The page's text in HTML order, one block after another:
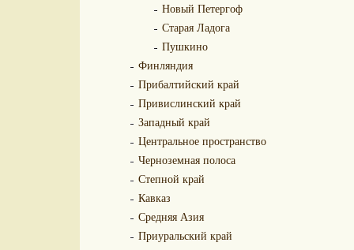
Новый Петергоф
Старая Ладога
Пушкино
Финляндия
Прибалтийский край
Привислинский край
Западный край
Центральное пространство
Черноземная полоса
Степной край
Кавказ
Средняя Азия
Приуральский край